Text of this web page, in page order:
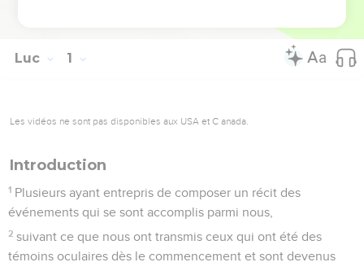
Luc 1
Les vidéos ne sont pas disponibles aux USA et C anada.
Introduction
1 Plusieurs ayant entrepris de composer un récit des
événements qui se sont accomplis parmi nous,
2 suivant ce que nous ont transmis ceux qui ont été des
témoins oculaires dès le commencement et sont devenus